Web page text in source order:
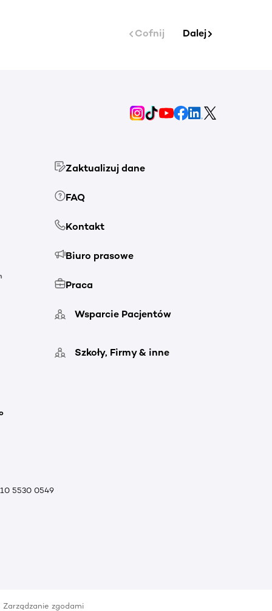
Cofnij Dalej
Zaktualizuj dane
FAQ
Kontakt
Biuro prasowe
Praca
Wsparcie Pacjentów
Szkoły, Firmy & inne
5530 0549
Zarządzanie zgodami